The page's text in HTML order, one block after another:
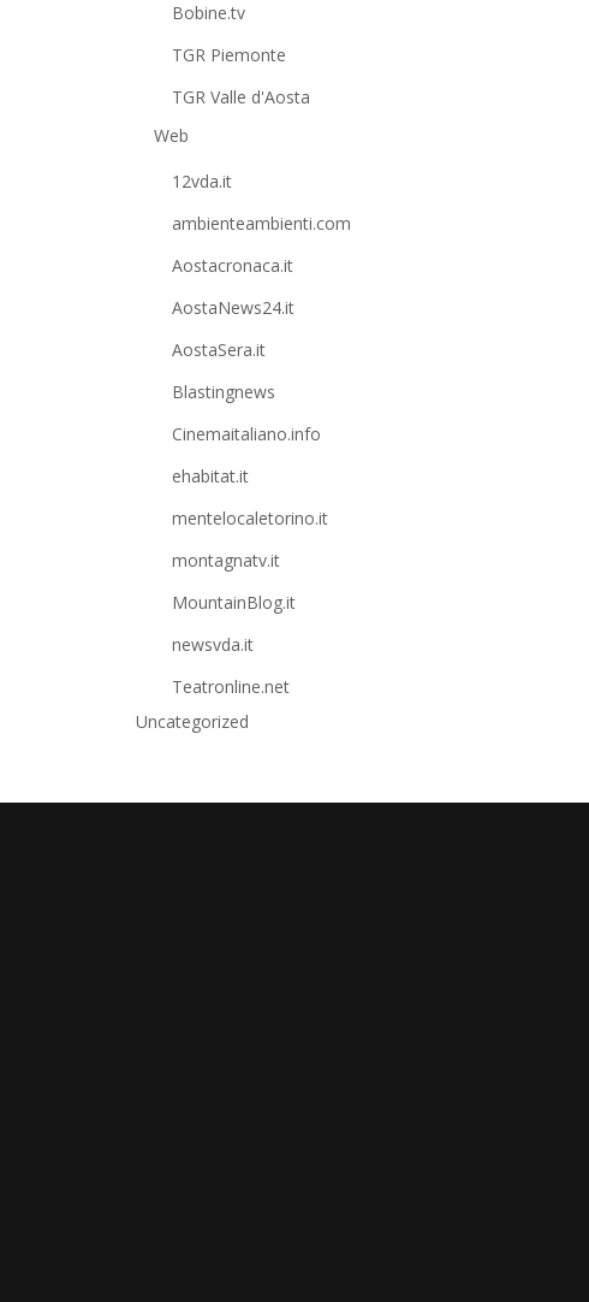
Bobine.tv
TGR Piemonte
TGR Valle d'Aosta
Web
12vda.it
ambienteambienti.com
Aostacronaca.it
AostaNews24.it
AostaSera.it
Blastingnews
Cinemaitaliano.info
ehabitat.it
mentelocaletorino.it
montagnatv.it
MountainBlog.it
newsvda.it
Teatronline.net
Uncategorized